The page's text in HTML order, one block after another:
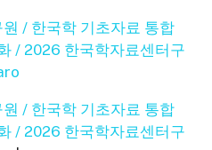
/ 한국학 기초자료 통합
/ 2026 한국학자료센터구
/ 한국학 기초자료 통합
/ 2026 한국학자료센터구